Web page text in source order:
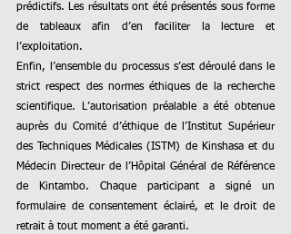
prédictifs. Les résultats ont été présentés sous forme
de tableaux afin d’en faciliter la lecture et
l’exploitation.
Enfin, l’ensemble du processus s’est déroulé dans le
strict respect des normes éthiques de la recherche
scientifique. L’autorisation préalable a été obtenue
auprès du Comité d’éthique de l’Institut Supérieur
des Techniques Médicales (ISTM) de Kinshasa et du
Médecin Directeur de l’Hôpital Général de Référence
de Kintambo. Chaque participant a signé un
formulaire de consentement éclairé, et le droit de
retrait à tout moment a été garanti.